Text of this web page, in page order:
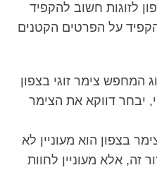
לזוגות חשוב להקפיד
על הפרטים הקטנים
המחפש צימר זוגי בצפון
יבחר דווקא את הצימר
בצפון הוא מעוניין לא
זה, אלא מעוניין לחוות